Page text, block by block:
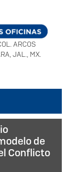
ARCOS
JAL., MX.
de
Conflicto